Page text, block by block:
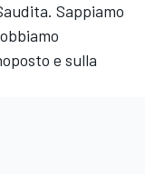
Sappiamo
e sulla